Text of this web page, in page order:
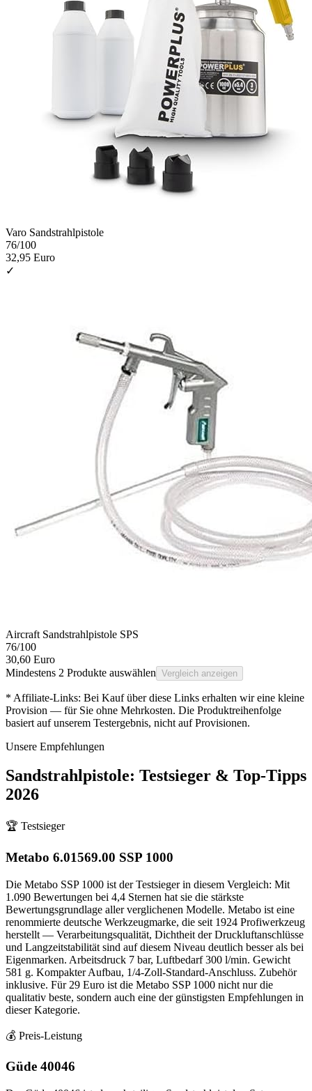
Varo Sandstrahlpistole
76/100
32,95 Euro
✓
Aircraft Sandstrahlpistole SPS
76/100
30,60 Euro
Mindestens 2 Produkte auswählen Vergleich anzeigen
* Affiliate-Links: Bei Kauf über diese Links erhalten wir eine kleine
Provision — für Sie ohne Mehrkosten. Die Produktreihenfolge
basiert auf unserem Testergebnis, nicht auf Provisionen.
Unsere Empfehlungen
Sandstrahlpistole: Testsieger & Top-Tipps
2026
🏆 Testsieger
Metabo 6.01569.00 SSP 1000
Die Metabo SSP 1000 ist der Testsieger in diesem Vergleich: Mit
1.090 Bewertungen bei 4,4 Sternen hat sie die stärkste
Bewertungsgrundlage aller verglichenen Modelle. Metabo ist eine
renommierte deutsche Werkzeugmarke, die seit 1924 Profiwerkzeug
herstellt — Verarbeitungsqualität, Dichtheit der Druckluftanschlüsse
und Langzeitstabilität sind auf diesem Niveau deutlich besser als bei
Eigenmarken. Arbeitsdruck 7 bar, Luftbedarf 300 l/min. Gewicht
581 g. Kompakter Aufbau, 1/4-Zoll-Standard-Anschluss. Zubehör
inklusive. Für 29 Euro ist die Metabo SSP 1000 nicht nur die
qualitativ beste, sondern auch eine der günstigsten Empfehlungen in
dieser Kategorie.
💰 Preis-Leistung
Güde 40046